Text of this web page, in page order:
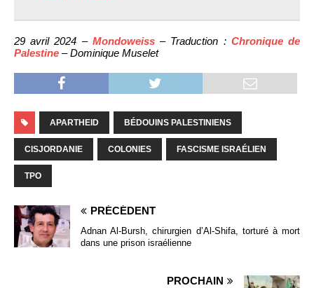
29 avril 2024 – Mondoweiss– Traduction : Chronique de
Palestine – Dominique Muselet
APARTHEID BÉDOUINS PALESTINIENS
CISJORDANIE COLONIES FASCISME ISRAÉLIEN
TPO
PRÉCÉDENT
Adnan Al-Bursh, chirurgien d’Al-Shifa, torturé à mort
dans une prison israélienne
PROCHAIN